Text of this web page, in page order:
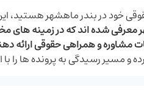
خود در بندر ماهشهر
معرفی شده‌ اند که در زمینه ‌های
مشاوره و همراهی حقوقی ارائه
و مسیر رسیدگی به پرونده‌ ها را